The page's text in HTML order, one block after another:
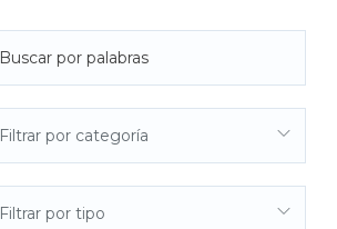
Filtrar por categoría
Filtrar por tipo